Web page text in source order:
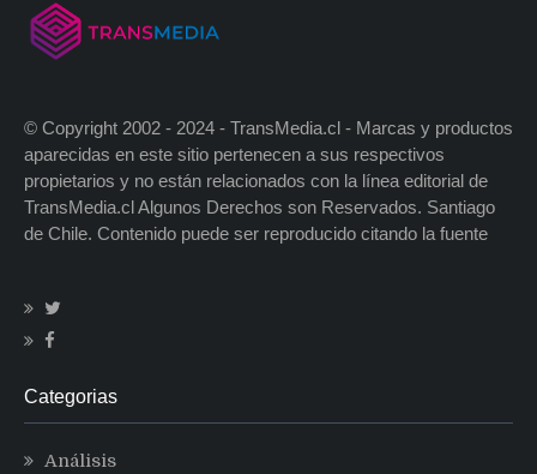
© Copyright 2002 - 2024 - TransMedia.cl - Marcas y productos
aparecidas en este sitio pertenecen a sus respectivos
propietarios y no están relacionados con la línea editorial de
TransMedia.cl Algunos Derechos son Reservados. Santiago
de Chile. Contenido puede ser reproducido citando la fuente
Categorias
Análisis